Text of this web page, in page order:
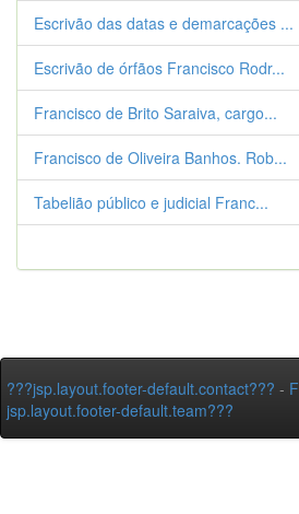
Escrivão das datas e demarcações ...
Escrivão de órfãos Francisco Rodr...
Francisco de Brito Saraiva, cargo...
Francisco de Oliveira Banhos. Rob...
Tabelião público e judicial Franc...
???jsp.layout.footer-default.contact??? -
jsp.layout.footer-default.team???